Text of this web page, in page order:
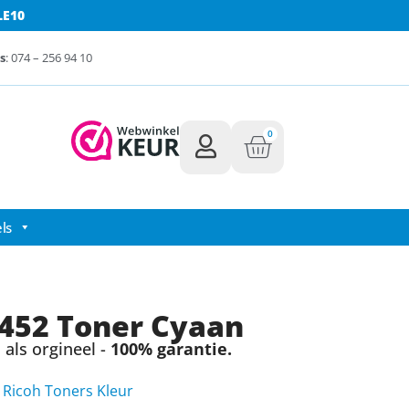
: 074 – 256 94 10
0
Toner Cyaan
orgineel - 100% garantie.
Ricoh Toners Kleur